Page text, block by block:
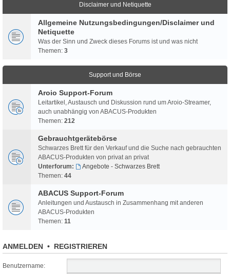
Disclaimer und Netiquette
Allgemeine Nutzungsbedingungen/Disclaimer und
Netiquette
Was der Sinn und Zweck dieses Forums ist und was nicht
Themen: 3
Support und Börse
Aroio Support-Forum
Leitartikel, Austausch und Diskussion rund um Aroio-Streamer,
auch unabhängig von ABACUS-Produkten
Themen: 212
Gebrauchtgerätebörse
Schwarzes Brett für den Verkauf und die Suche nach gebrauchten
ABACUS-Produkten von privat an privat
Unterforum:
Angebote - Schwarzes Brett
Themen: 44
ABACUS Support-Forum
Anleitungen und Austausch in Zusammenhang mit anderen
ABACUS-Produkten
Themen: 11
ANMELDEN • REGISTRIEREN
Benutzername: